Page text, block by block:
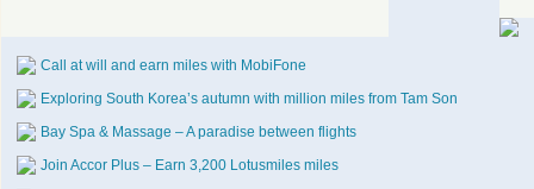
Call at will and earn miles with MobiFone
Exploring South Korea’s autumn with million miles from Tam Son
Bay Spa & Massage – A paradise between flights
Join Accor Plus – Earn 3,200 Lotusmiles miles